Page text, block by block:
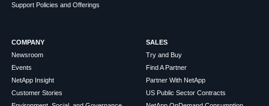
Support Policies and Offerings
COMPANY
Newsroom
Events
NetApp Insight
Customer Stories
SALES
Try and Buy
Find A Partner
Partner With NetApp
US Public Sector Contracts